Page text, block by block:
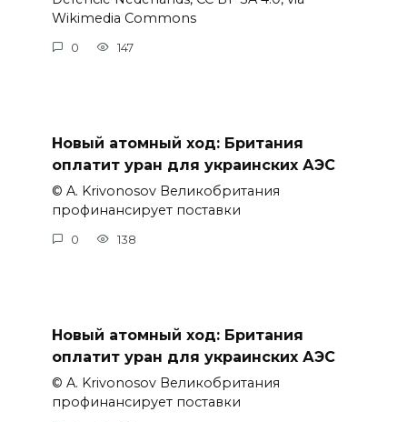
Wikimedia Commons
0 147
Новый атомный ход: Британия
оплатит уран для украинских АЭС
© A. Krivonosov Великобритания
профинансирует поставки
0 138
Новый атомный ход: Британия
оплатит уран для украинских АЭС
© A. Krivonosov Великобритания
профинансирует поставки